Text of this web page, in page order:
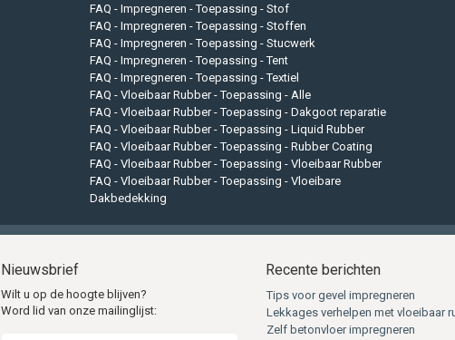
UV-bestendig
Extreem lange effectiviteit
Universeel voor alle textielsoorten
Op waterbasis
Kleding blijft na behandeling ademen
Kleurloos na droging, na impregneren kan het textiel mogelijk een tint donkerder
Simpel en eenvoudig verwerkbaar
Kleding impregneren
impregneren het kleding impregneermiddel niet voldoende zal intrekken. Voor
adviseren wij u gebruik te maken van onze speciaal hiervoor ontwikkelde reinigers.
voor kleding isuniverseel toepasbaar
FAQ - Impregneren - Toepassing - Stof
FAQ - Impregneren - Toepassing - Stoffen
FAQ - Impregneren - Toepassing - Stucwerk
FAQ - Impregneren - Toepassing - Tent
FAQ - Impregneren - Toepassing - Textiel
FAQ - Vloeibaar Rubber - Toepassing - Alle
FAQ - Vloeibaar Rubber - Toepassing - Dakgoot reparatie
FAQ - Vloeibaar Rubber - Toepassing - Liquid Rubber
FAQ - Vloeibaar Rubber - Toepassing - Rubber Coating
FAQ - Vloeibaar Rubber - Toepassing - Vloeibaar Rubber
FAQ - Vloeibaar Rubber - Toepassing - Vloeibare
Dakbedekking
Nieuwsbrief
Wilt u op de hoogte blijven?
Word lid van onze mailinglijst:
Recente berichten
Tips voor gevel impregneren
Lekkages verhelpen met vloeibaar
Zelf betonvloer impregneren